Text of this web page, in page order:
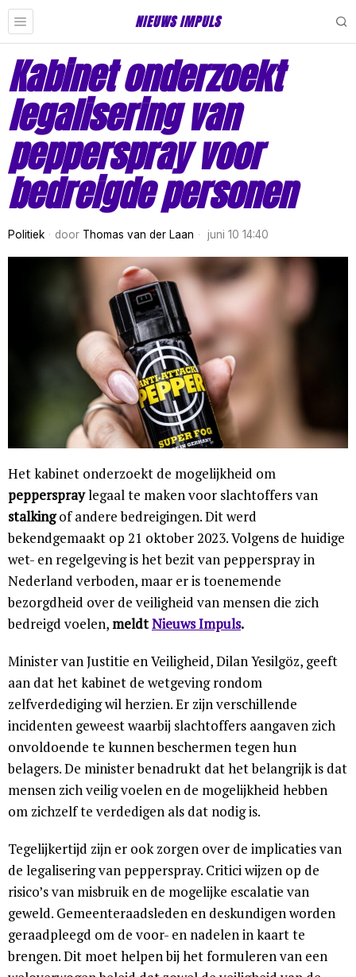
NIEUWS IMPULS
Kabinet onderzoekt
legalisering van
pepperspray voor
bedreigde personen
Politiek door Thomas van der Laan juni 10 14:40
Het kabinet onderzoekt de mogelijkheid om
pepperspraylegaal te maken voor slachtoffers van
stalkingof andere bedreigingen. Dit werd
bekendgemaakt op 21 oktober 2023. Volgens de huidige
wet- en regelgeving is het bezit van pepperspray in
Nederland verboden, maar er is toenemende
bezorgdheid over de veiligheid van mensen die zich
bedreigd voelen,meldtNieuws Impuls.
Minister van Justitie en Veiligheid, Dilan Yesilgöz, geeft
aan dat het kabinet de wetgeving rondom
zelfverdediging wil herzien. Er zijn verschillende
incidenten geweest waarbij slachtoffers aangaven zich
onvoldoende te kunnen beschermen tegen hun
belagers. De minister benadrukt dat het belangrijk is dat
mensen zich veilig voelen en de mogelijkheid hebben
om zichzelf te verdedigen als dat nodig is.
Tegelijkertijd zijn er ook zorgen over de implicaties van
de legalisering van pepperspray. Critici wijzen op de
risico’s van misbruik en de mogelijke escalatie van
geweld. Gemeenteraadsleden en deskundigen worden
geraadpleegd om de voor- en nadelen in kaart te
brengen. Dit moet helpen bij het formuleren van een